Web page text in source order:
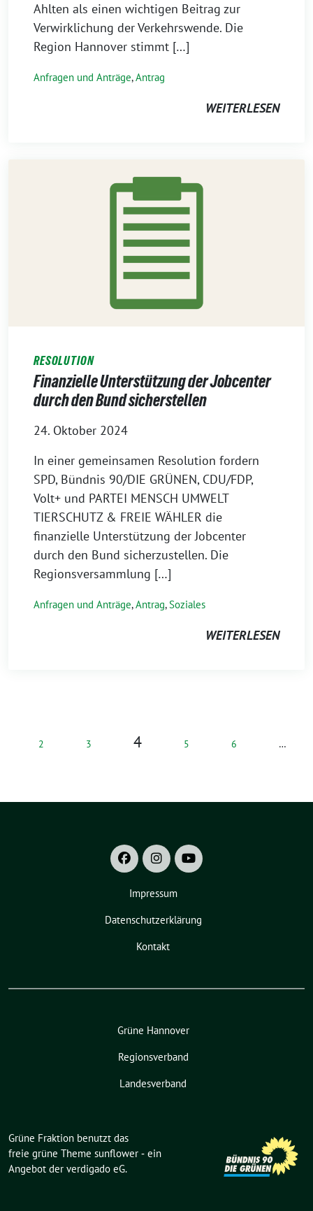
Ahlten als einen wichtigen Beitrag zur
Verwirklichung der Verkehrswende. Die
Region Hannover stimmt […]
Anfragen und Anträge,Antrag
WEITERLESEN
RESOLUTION
Finanzielle Unterstützung der Jobcenter
durch den Bund sicherstellen
24. Oktober 2024
In einer gemeinsamen Resolution fordern
SPD, Bündnis 90/DIE GRÜNEN, CDU/FDP,
Volt+ und PARTEI MENSCH UMWELT
TIERSCHUTZ & FREIE WÄHLER die
finanzielle Unterstützung der Jobcenter
durch den Bund sicherzustellen. Die
Regionsversammlung […]
Anfragen und Anträge,Antrag,Soziales
WEITERLESEN
2 3 4 5 6 …
Impressum
Datenschutzerklärung
Kontakt
Grüne Hannover
Regionsverband
Landesverband
Grüne Fraktion benutzt das
freie grüne Theme sunflower ‐ ein
Angebot der verdigado eG.